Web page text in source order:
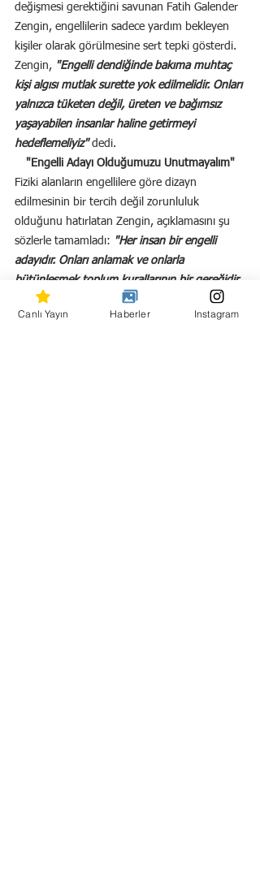
değişmesi gerektiğini savunan Fatih Galender
Zengin, engellilerin sadece yardım bekleyen
kişiler olarak görülmesine sert tepki gösterdi.
Zengin, "Engelli dendiğinde bakıma muhtaç
kişi algısı mutlak surette yok edilmelidir. Onları
yalnızca tüketen değil, üreten ve bağımsız
yaşayabilen insanlar haline getirmeyi
hedeflemeliyiz" dedi.
"Engelli Adayı Olduğumuzu Unutmayalım"
Fiziki alanların engellilere göre dizayn
edilmesinin bir tercih değil zorunluluk
olduğunu hatırlatan Zengin, açıklamasını şu
sözlerle tamamladı: "Her insan bir engelli
adayıdır. Onları anlamak ve onlarla
bütünleşmek toplum kurallarının bir gereğidir.
Bu duygu ve düşüncelerle tüm engelli
vatandaşlarımızın Engelliler Haftası’nı kutluyor,
Canlı Yayın Haberler Instagram